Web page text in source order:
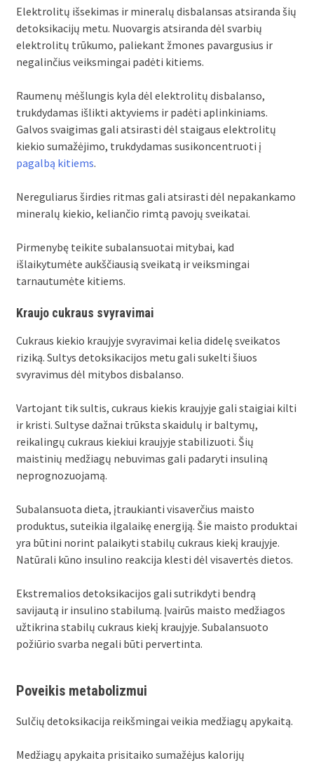
Elektrolitų išsekimas ir mineralų disbalansas atsiranda šių
detoksikacijų metu. Nuovargis atsiranda dėl svarbių
elektrolitų trūkumo, paliekant žmones pavargusius ir
negalinčius veiksmingai padėti kitiems.
Raumenų mėšlungis kyla dėl elektrolitų disbalanso,
trukdydamas išlikti aktyviems ir padėti aplinkiniams.
Galvos svaigimas gali atsirasti dėl staigaus elektrolitų
kiekio sumažėjimo, trukdydamas susikoncentruoti į
pagalbą kitiems.
Nereguliarus širdies ritmas gali atsirasti dėl nepakankamo
mineralų kiekio, keliančio rimtą pavojų sveikatai.
Pirmenybę teikite subalansuotai mitybai, kad
išlaikytumėte aukščiausią sveikatą ir veiksmingai
tarnautumėte kitiems.
Kraujo cukraus svyravimai
Cukraus kiekio kraujyje svyravimai kelia didelę sveikatos
riziką. Sultys detoksikacijos metu gali sukelti šiuos
svyravimus dėl mitybos disbalanso.
Vartojant tik sultis, cukraus kiekis kraujyje gali staigiai kilti
ir kristi. Sultyse dažnai trūksta skaidulų ir baltymų,
reikalingų cukraus kiekiui kraujyje stabilizuoti. Šių
maistinių medžiagų nebuvimas gali padaryti insuliną
neprognozuojamą.
Subalansuota dieta, įtraukianti visaverčius maisto
produktus, suteikia ilgalaikę energiją. Šie maisto produktai
yra būtini norint palaikyti stabilų cukraus kiekį kraujyje.
Natūrali kūno insulino reakcija klesti dėl visavertės dietos.
Ekstremalios detoksikacijos gali sutrikdyti bendrą
savijautą ir insulino stabilumą. Įvairūs maisto medžiagos
užtikrina stabilų cukraus kiekį kraujyje. Subalansuoto
požiūrio svarba negali būti pervertinta.
Poveikis metabolizmui
Sulčių detoksikacija reikšmingai veikia medžiagų apykaitą.
Medžiagų apykaita prisitaiko sumažėjus kalorijų